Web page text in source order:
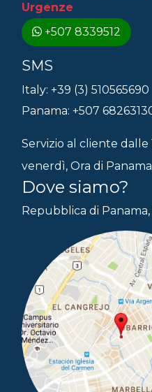
Urgenze
+507 8339512
SMS
Italy: +39 (3) 510565690
Panama: +507
Servizio al cliente dalle
venerdì, Ora di
Dove siamo?
Repubblica di Panama,